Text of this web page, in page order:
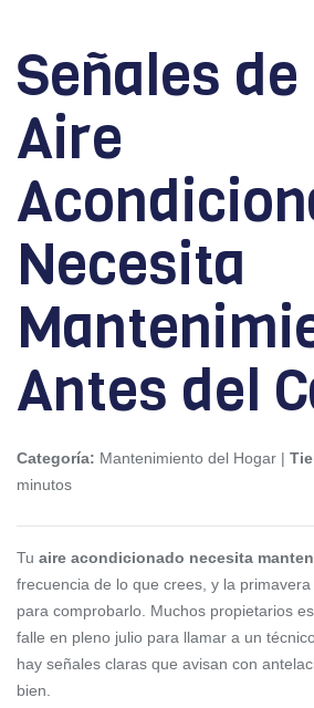
Señales
Aire
Necesita
Antes del
Categoría: Mantenimiento del Hogar |
minutos
Tu aire acondicionado necesita
frecuencia de lo que crees, y la
para comprobarlo. Muchos propietarios
falle en pleno julio para llamar a un
hay señales claras que avisan con
bien.